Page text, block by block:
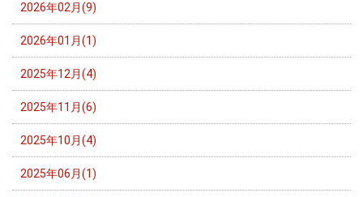
2026年02月(9)
2026年01月(1)
2025年12月(4)
2025年11月(6)
2025年10月(4)
2025年06月(1)